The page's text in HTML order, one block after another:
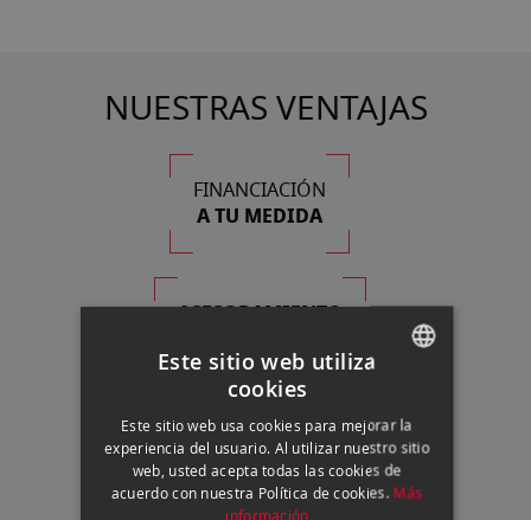
NUESTRAS VENTAJAS
FINANCIACIÓN
A TU MEDIDA
ASESORAMIENTO
SERVICIO TÉCNICO
PROPIO
ENGLISH
CATALAN
Este sitio web utiliza
cookies
Este sitio web usa cookies para mejorar la
experiencia del usuario. Al utilizar nuestro sitio
web, usted acepta todas las cookies de
acuerdo con nuestra Política de cookies. Más
información